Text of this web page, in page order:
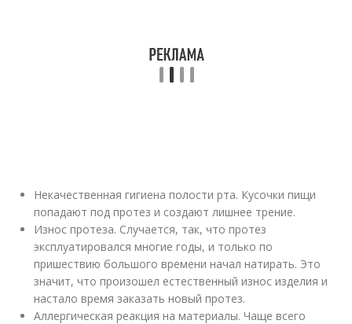
Некачественная гигиена полости рта. Кусочки пищи
попадают под протез и создают лишнее трение.
Износ протеза. Случается, так, что протез
эксплуатировался многие годы, и только по
пришествию большого времени начал натирать. Это
значит, что произошел естественный износ изделия и
настало время заказать новый протез.
Аллергическая реакция на материалы. Чаще всего